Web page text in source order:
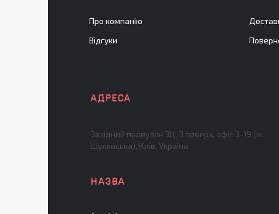
Про компанію
Відгуки
Західний провулок 3Ц, 3 поверх, офіс 3-19 (м.
Шулявська), Київ, Україна